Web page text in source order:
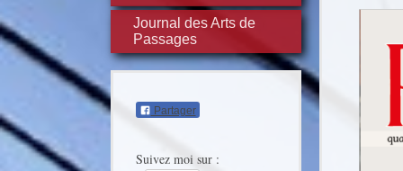
Journal des Arts de
Passages
Partager
Suivez moi sur :